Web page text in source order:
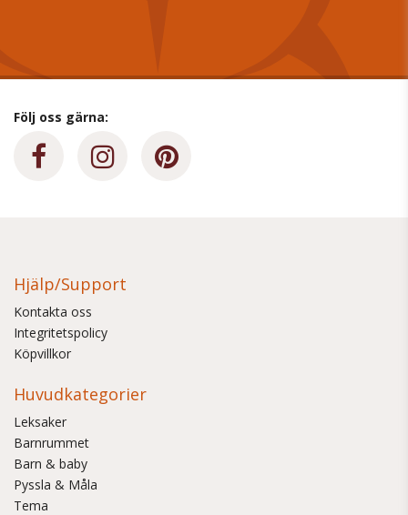
Följ oss gärna:
Hjälp/Support
Kontakta oss
Integritetspolicy
Köpvillkor
Huvudkategorier
Leksaker
Barnrummet
Barn & baby
Pyssla & Måla
Tema